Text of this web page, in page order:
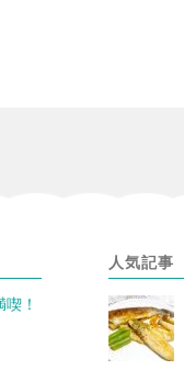
！
人気記事